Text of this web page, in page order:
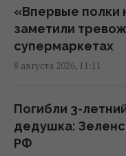
Украина
нероссийские
море, - Bloomberg
11:24 суббота, 08 августа
В России
НПЗ после атаки
10:55 суббота, 08 августа
«Впервые полки
заметили
супермаркетах
8 августа 2026, 11:11
Погибли 3-
дедушка:
РФ